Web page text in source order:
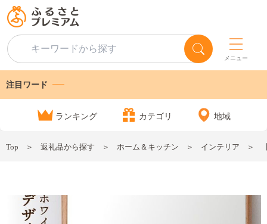
メニュー
注目ワード
ランキング カテゴリ 地域
Top 返礼品から探す ホーム＆キッチン インテリア